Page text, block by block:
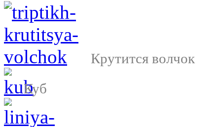
Крутится волчок
Куб